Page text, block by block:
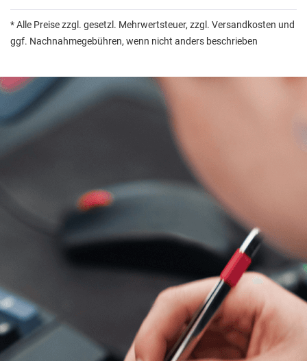
* Alle Preise zzgl. gesetzl. Mehrwertsteuer, zzgl. Versandkosten und
ggf. Nachnahmegebühren, wenn nicht anders beschrieben